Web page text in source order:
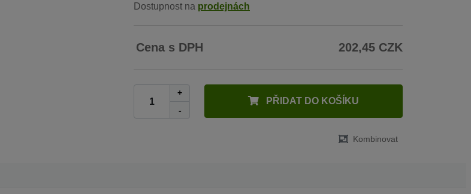
Dostupnost na prodejnách
Cena s DPH 202,45 CZK
+
-
PŘIDAT DO KOŠÍKU
Kombinovat